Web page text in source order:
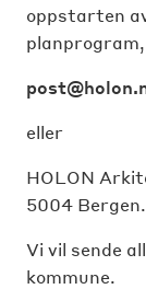
oppstarten
eller
HOLON
5004 Bergen.
Vi vil sende
kommune.